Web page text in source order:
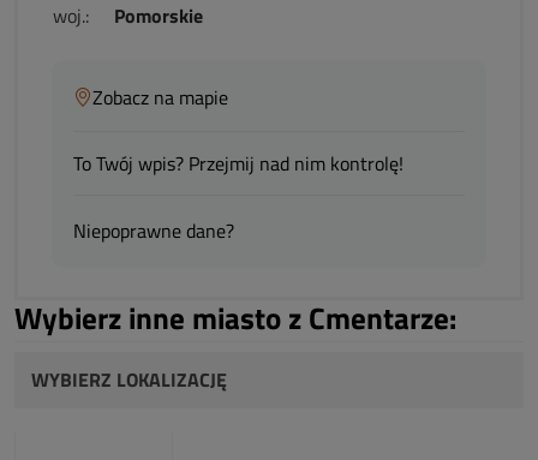
woj.:
Pomorskie
Zobacz na mapie
To Twój wpis? Przejmij nad nim kontrolę!
Niepoprawne dane?
Wybierz inne miasto z Cmentarze:
WYBIERZ LOKALIZACJĘ